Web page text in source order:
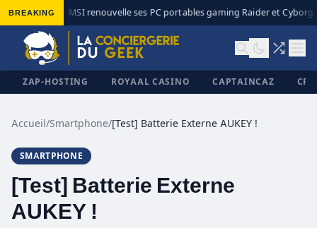
BREAKING◆ MSI renouvelle ses PC portables gaming Raider et Cyborg
ZAP-HOSTING ROYAAL CASINO CAPTAINCAZ
Accueil/Smartphone/[Test] Batterie Externe AUKEY !
SMARTPHONE
[Test] Batterie Externe
AUKEY !